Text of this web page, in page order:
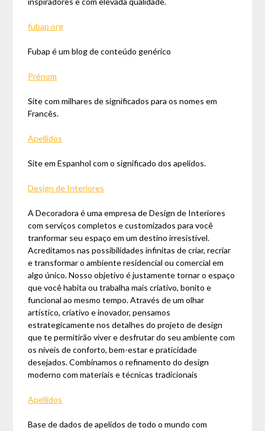
fubap.org
Fubap é um blog de conteúdo genérico
Prénom
Site com milhares de significados para os nomes em
Francês.
Apellidos
Site em Espanhol com o significado dos apelidos.
Design de Interiores
A Decoradora é uma empresa de Design de Interiores
com serviços completos e customizados para você
tranformar seu espaço em um destino irresistível.
Acreditamos nas possibilidades infinitas de criar, recriar
e transformar o ambiente residencial ou comercial em
algo único. Nosso objetivo é justamente tornar o espaço
que você habita ou trabalha mais criativo, bonito e
funcional ao mesmo tempo. Através de um olhar
artístico, criativo e inovador, pensamos
estrategicamente nos detalhes do projeto de design
que te permitirão viver e desfrutar do seu ambiente com
os níveis de conforto, bem-estar e praticidade
desejados. Combinamos o refinamento do design
moderno com materiais e técnicas tradicionais
Apellidos
Base de dados de apelidos de todo o mundo com